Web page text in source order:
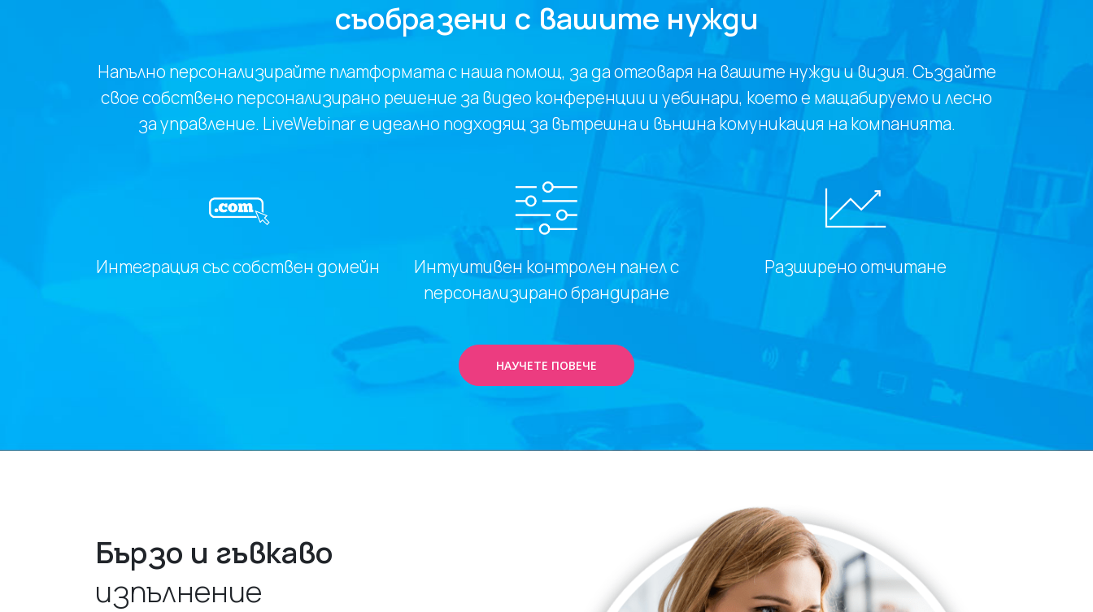
съобразени с вашите нужди
Напълно персонализирайте платформата с наша помощ, за да отговаря на вашите нужди и визия. Създайте
свое собствено персонализирано решение за видео конференции и уебинари, което е мащабируемо и лесно
за управление. LiveWebinar е идеално подходящ за вътрешна и външна комуникация на компанията.
Интеграция със собствен домейн
Интуитивен контролен панел с
персонализирано брандиране
Разширено отчитане
НАУЧЕТЕ ПОВЕЧЕ
Бързо и гъвкаво
изпълнение